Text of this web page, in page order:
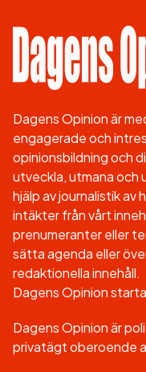
Dagens Opinion är
engagerade och
opinionsbildning och
utveckla, utmana och
hjälp av journalistik av
intäkter från vårt
prenumeranter eller
sätta agenda eller
redaktionella innehåll.
Dagens Opinion
Dagens Opinion är
privatägt oberoende